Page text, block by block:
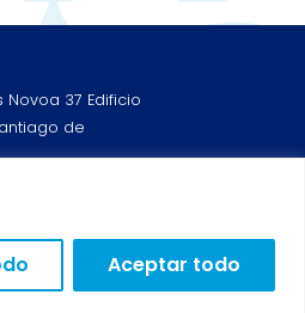
Aceptar todo
37 Edificio
de